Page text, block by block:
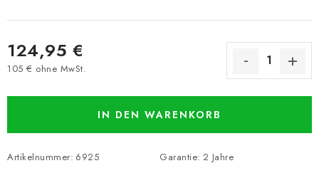
124,95 €
105 € ohne MwSt.
IN DEN WARENKORB
Artikelnummer: 6925 Garantie: 2 Jahre